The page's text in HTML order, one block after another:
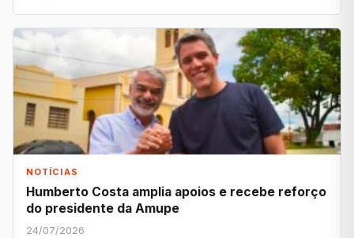
NOTÍCIAS
Humberto Costa amplia apoios e recebe reforço
do presidente da Amupe
24/07/2026